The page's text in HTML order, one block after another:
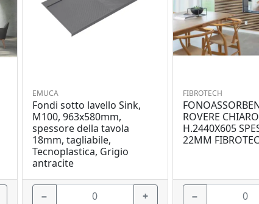
EMUCA
Fondi sotto lavello Sink,
M100, 963x580mm,
spessore della tavola
18mm, tagliabile,
Tecnoplastica, Grigio
antracite
− +
FIBROTECH
ROVERE CHIARO
H.2440X605
22MM
−